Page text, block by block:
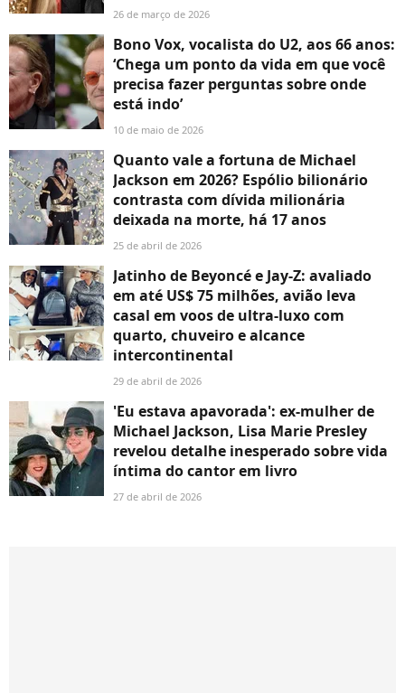
26 de março de 2026
Bono Vox, vocalista do U2, aos 66 anos:
‘Chega um ponto da vida em que você
precisa fazer perguntas sobre onde
está indo’
10 de maio de 2026
Quanto vale a fortuna de Michael
Jackson em 2026? Espólio bilionário
contrasta com dívida milionária
deixada na morte, há 17 anos
25 de abril de 2026
Jatinho de Beyoncé e Jay-Z: avaliado
em até US$ 75 milhões, avião leva
casal em voos de ultra-luxo com
quarto, chuveiro e alcance
intercontinental
29 de abril de 2026
'Eu estava apavorada': ex-mulher de
Michael Jackson, Lisa Marie Presley
revelou detalhe inesperado sobre vida
íntima do cantor em livro
27 de abril de 2026